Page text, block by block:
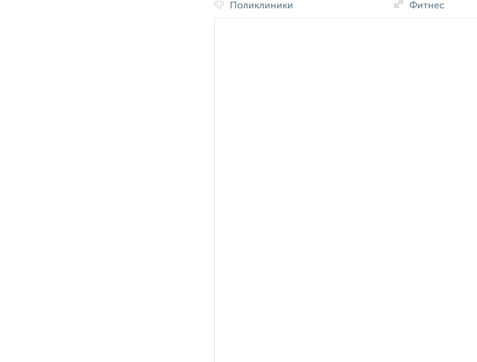
Поликлиники
Фитнес